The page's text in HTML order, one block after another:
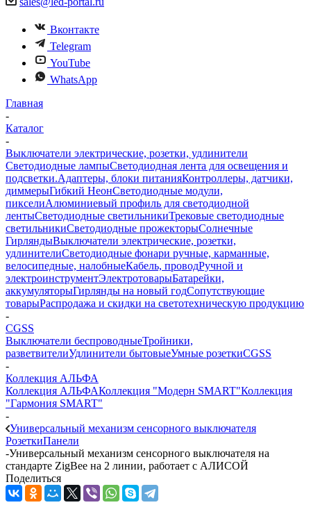
Вконтакте
Telegram
YouTube
WhatsApp
Главная
-
Каталог
-
Выключатели электрические, розетки, удлинители
Светодиодные лампыСветодиодная лента для освещения и
подсветки.Адаптеры, блоки питанияКонтроллеры, датчики,
диммерыГибкий НеонСветодиодные модули,
пикселиАлюминиевый профиль для светодиодной
лентыСветодиодные светильникиТрековые светодиодные
светильникиСветодиодные прожекторыСолнечные
ГирляндыВыключатели электрические, розетки,
удлинителиСветодиодные фонари ручные, карманные,
велосипедные, налобныеКабель, проводРучной и
электроинструментЭлектротоварыБатарейки,
аккумуляторыГирлянды на новый годСопутствующие
товарыРаспродажа и скидки на светотехническую продукцию
-
CGSS
Выключатели беспроводныеТройники,
разветвителиУдлинители бытовыеУмные розеткиCGSS
-
Коллекция АЛЬФА
Коллекция АЛЬФАКоллекция "Модерн SMART"Коллекция
"Гармония SMART"
-
Универсальный механизм сенсорного выключателя
РозеткиПанели
-Универсальный механизм сенсорного выключателя на
стандарте ZigBee на 2 линии, работает с АЛИСОЙ
Поделиться